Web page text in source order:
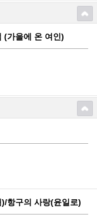
(가을에 온 여인)
항구의 사랑(윤일로)